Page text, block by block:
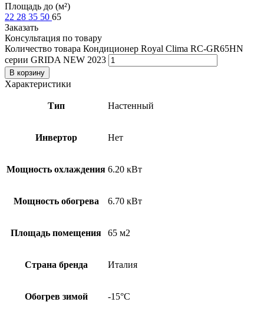
Площадь до (м²)
22 28 35 50 65
Заказать
Консультация по товару
Количество товара Кондиционер Royal Clima RC-GR65HN
серии GRIDA NEW 2023
В корзину
Характеристики
Тип Настенный
Инвертор Нет
Мощность охлаждения 6.20 кВт
Мощность обогрева 6.70 кВт
Площадь помещения 65 м2
Страна бренда Италия
Обогрев зимой -15°С